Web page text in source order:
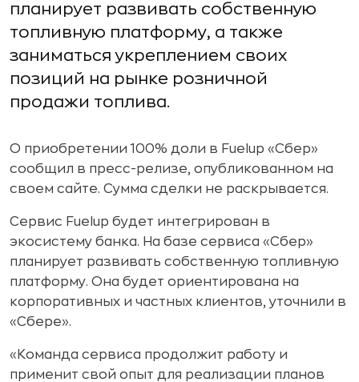
планирует развивать собственную
топливную платформу, а также
заниматься укреплением своих
позиций на рынке розничной
продажи топлива.
О приобретении 100% доли в Fuelup «Сбер»
сообщил в пресс-релизе, опубликованном на
своем сайте. Сумма сделки не раскрывается.
Сервис Fuelup будет интегрирован в
экосистему банка. На базе сервиса «Сбер»
планирует развивать собственную топливную
платформу. Она будет ориентирована на
корпоративных и частных клиентов, уточнили в
«Сбере».
«Команда сервиса продолжит работу и
применит свой опыт для реализации планов